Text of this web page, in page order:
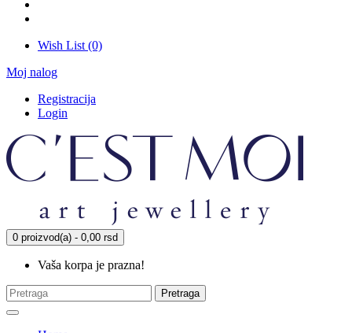
Wish List (0)
Moj nalog
Registracija
Login
0 proizvod(a) - 0,00 rsd
Vaša korpa je prazna!
Pretraga